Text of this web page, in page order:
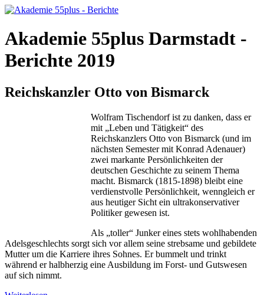
Akademie 55plus Darmstadt -
Berichte 2019
Reichskanzler Otto von Bismarck
Wolfram Tischendorf ist zu danken, dass er
mit „Leben und Tätigkeit“ des
Reichskanzlers Otto von Bismarck (und im
nächsten Semester mit Konrad Adenauer)
zwei markante Persönlichkeiten der
deutschen Geschichte zu seinem Thema
macht. Bismarck (1815-1898) bleibt eine
verdienstvolle Persönlichkeit, wenngleich er
aus heutiger Sicht ein ultrakonservativer
Politiker gewesen ist.
Als „toller“ Junker eines stets wohlhabenden
Adelsgeschlechts sorgt sich vor allem seine strebsame und gebildete
Mutter um die Karriere ihres Sohnes. Er bummelt und trinkt
während er halbherzig eine Ausbildung im Forst- und Gutswesen
auf sich nimmt.